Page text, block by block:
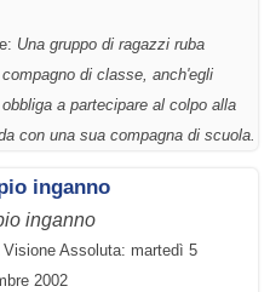
Una gruppo di ragazzi ruba
di classe, anch'egli
a partecipare al colpo alla
con una sua compagna di scuola.
inganno
inganno
Visione Assoluta: martedì 5
2002